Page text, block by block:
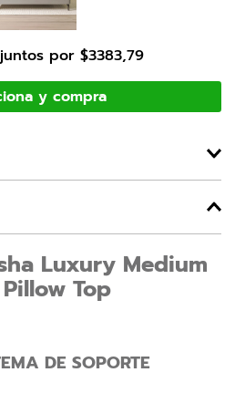
por $3383,79
Luxury Medium
Top
DE SOPORTE